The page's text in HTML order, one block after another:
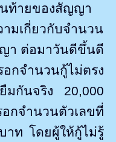
นท้ายของสัญญา
มเกี่ยวกับจำนวน
า ต่อมาวันดีขึ้นดี
กจำนวนกู้ไม่ตรง
มกันจริง 20,000
กจำนวนตัวเลขที่
าท โดยผู้ให้กู้ไม่รู้